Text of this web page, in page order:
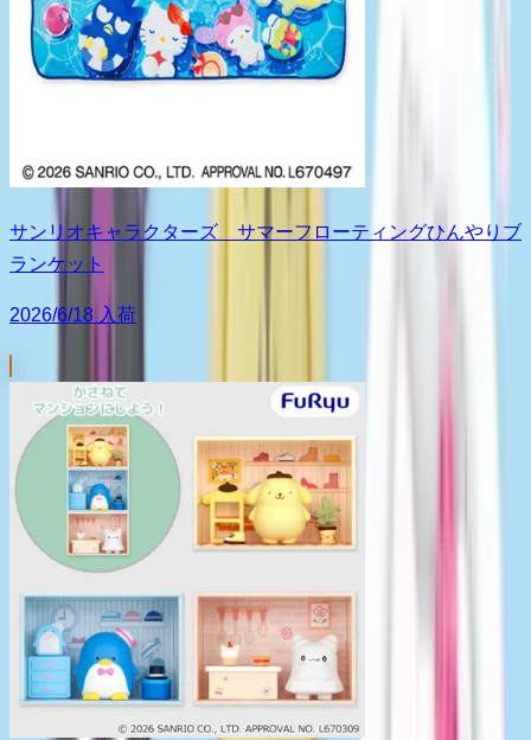
サンリオキャラクターズ サマーフローティングひんやりブ
ランケット
2026/6/18 入荷